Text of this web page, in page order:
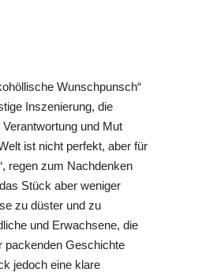
Wunschpunsch“
Inszenierung, die
und Mut
ist nicht perfekt, aber für
regen zum Nachdenken
Stück aber weniger
zu düster und zu
und Erwachsene, die
packenden Geschichte
jedoch eine klare